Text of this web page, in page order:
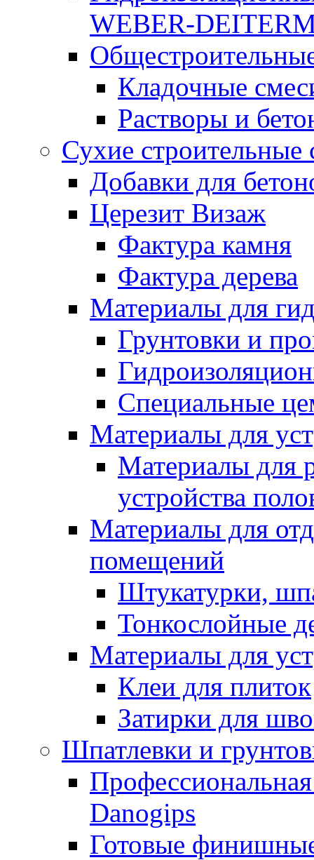
WEBER-
Кладочные
Растворы и
Сухие строительные
Добавки для
Церезит Визаж
Фактура камня
Фактура дерева
Материалы для
Грунтовки и
Специальные
Материалы для
Материалы для
устройства
Материалы для
помещений
Штукатурки,
Тонкослойные
Материалы для
Клеи для плиток
Затирки для
Шпатлевки и
Danogips
Готовые